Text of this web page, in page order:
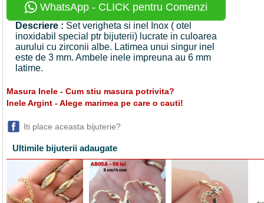
WhatsApp - CLICK pentru Comenzi
Descriere : Set verigheta si inel Inox ( otel
inoxidabil special ptr bijuterii) lucrate in culoarea
aurului cu zirconii albe. Latimea unui singur inel
este de 3 mm. Ambele inele impreuna au 6 mm
latime.
Masura Inele - Cum stiu masura potrivita?
Inele Argint - Alege marimea pe care o cauti!
Iti place aceasta bijuterie?
Ultimile bijuterii adaugate